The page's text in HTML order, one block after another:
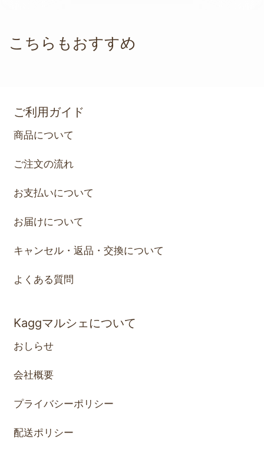
こちらもおすすめ
ご利用ガイド
商品について
ご注文の流れ
お支払いについて
お届けについて
キャンセル・返品・交換について
よくある質問
Kaggマルシェについて
おしらせ
会社概要
プライバシーポリシー
配送ポリシー